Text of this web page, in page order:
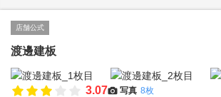
店舗公式
渡邊建板
3.07 写真 8枚